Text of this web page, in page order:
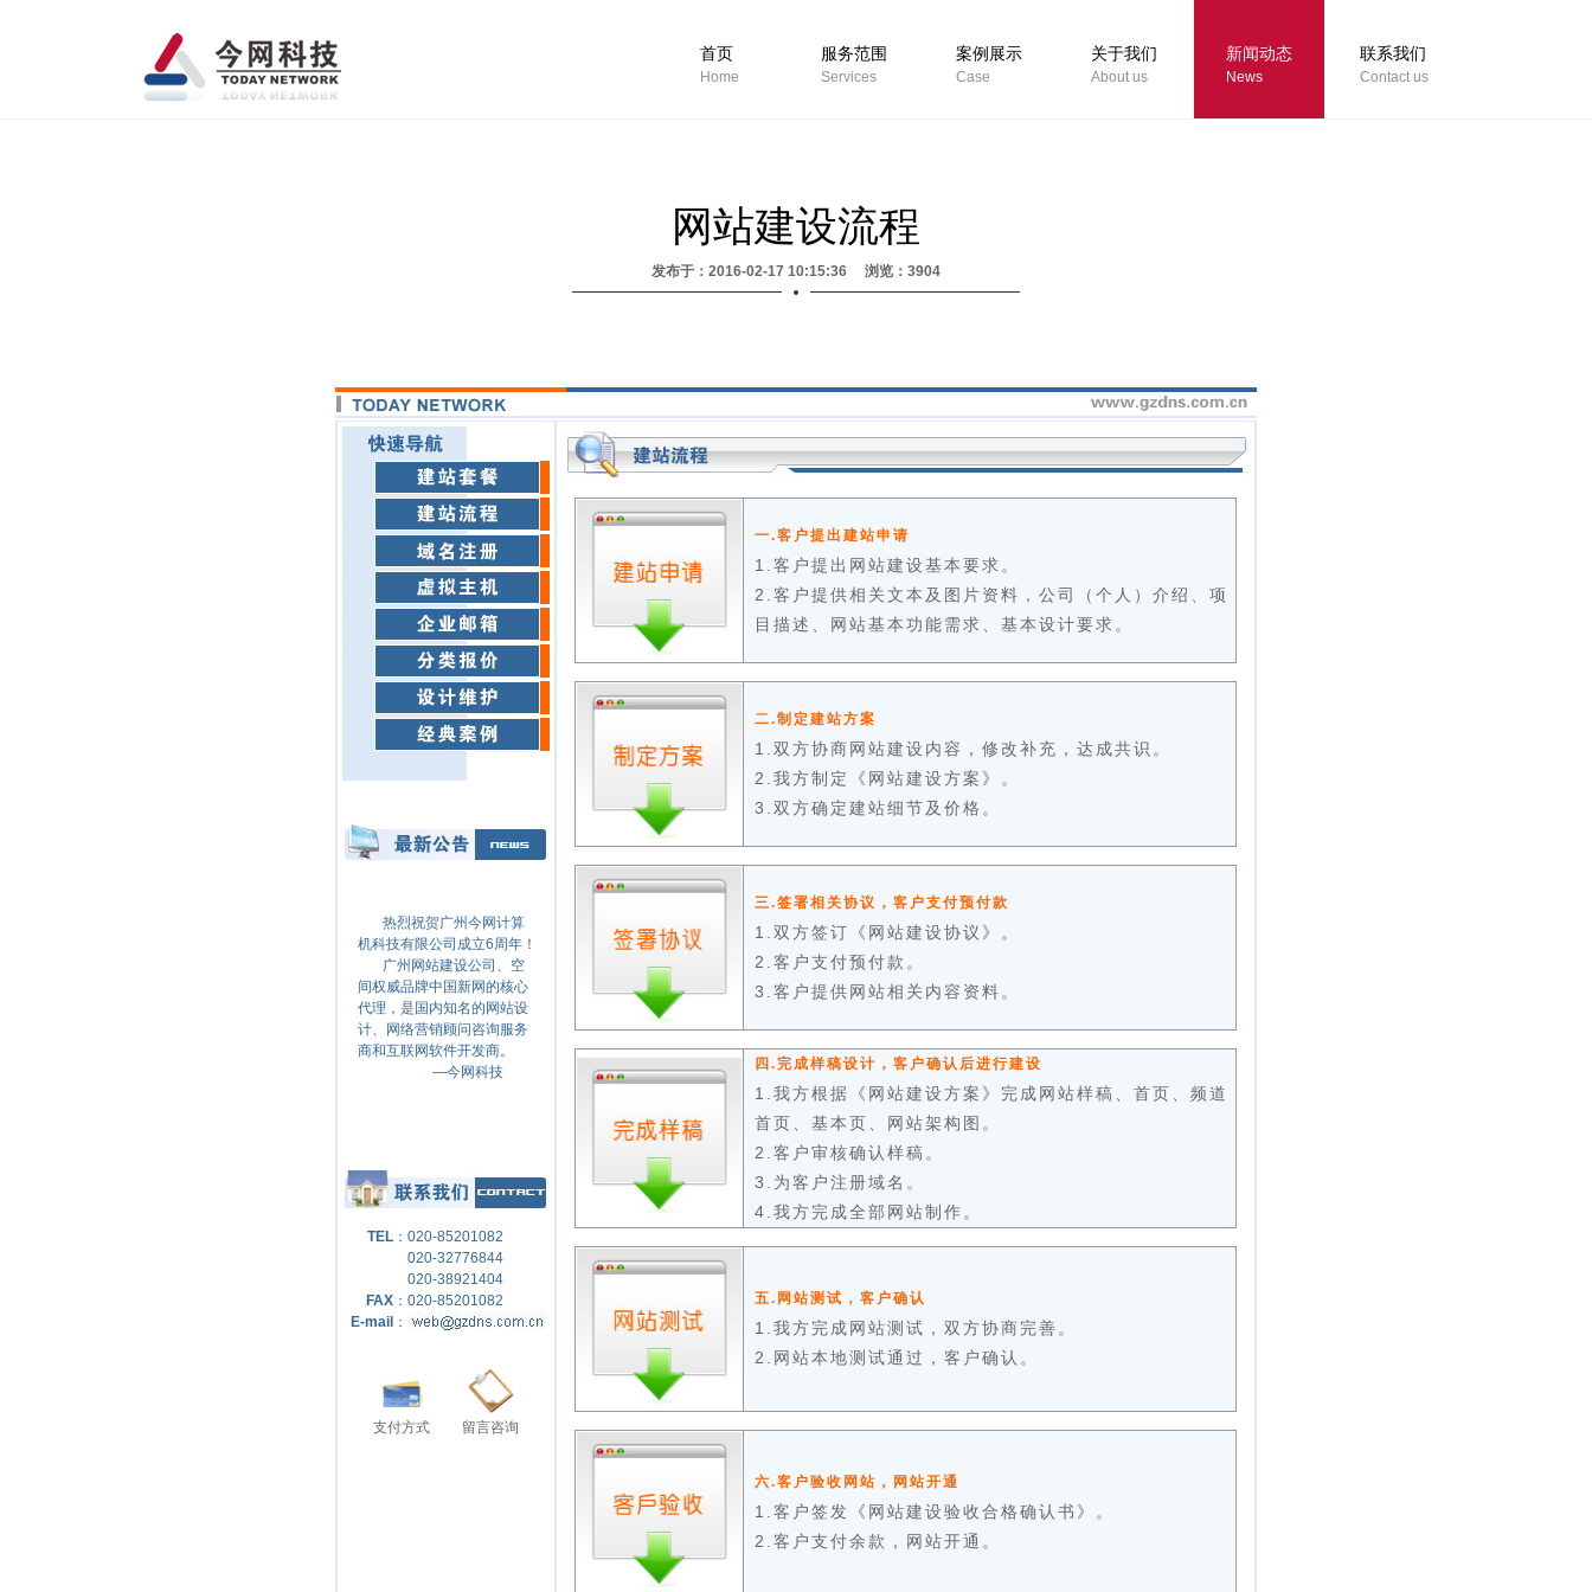
首页
Home
服务范围
Services
案例展示
Case
关于我们
About us
新闻动态
News
联系我们
Contact us
网站建设流程
发布于：2016-02-17 10:15:36 浏览：3904
热烈祝贺广州今网计算
机科技有限公司成立6周年！
广州网站建设公司、空
间权威品牌中国新网的核心
代理，是国内知名的网站设
计、网络营销顾问咨询服务
商和互联网软件开发商。
—今网科技
TEL ： 020-85201082
020-32776844
020-38921404
FAX ： 020-85201082
E-mail ：
支付方式 留言咨询
一.客户提出建站申请
1.客户提出网站建设基本要求。
2.客户提供相关文本及图片资料，公司（个人）介绍、项
目描述、网站基本功能需求、基本设计要求。
二.制定建站方案
1.双方协商网站建设内容，修改补充，达成共识。
2.我方制定《网站建设方案》。
3.双方确定建站细节及价格。
三.签署相关协议，客户支付预付款
1.双方签订《网站建设协议》。
2.客户支付预付款。
3.客户提供网站相关内容资料。
四.完成样稿设计，客户确认后进行建设
1.我方根据《网站建设方案》完成网站样稿、首页、频道
首页、基本页、网站架构图。
2.客户审核确认样稿。
3.为客户注册域名。
4.我方完成全部网站制作。
五.网站测试，客户确认
1.我方完成网站测试，双方协商完善。
2.网站本地测试通过，客户确认。
六.客户验收网站，网站开通
1.客户签发《网站建设验收合格确认书》。
2.客户支付余款，网站开通。